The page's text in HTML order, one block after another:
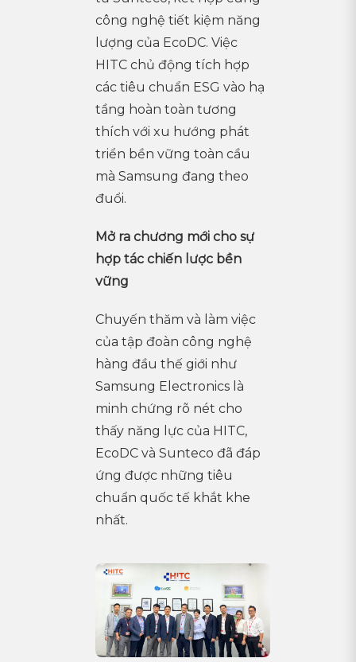
công nghệ tiết kiệm năng
lượng của EcoDC. Việc
HITC chủ động tích hợp
các tiêu chuẩn ESG vào hạ
tầng hoàn toàn tương
thích với xu hướng phát
triển bền vững toàn cầu
mà Samsung đang theo
đuổi.
Mở ra chương mới cho sự
hợp tác chiến lược bền
vững
Chuyến thăm và làm việc
của tập đoàn công nghệ
hàng đầu thế giới như
Samsung Electronics là
minh chứng rõ nét cho
thấy năng lực của HITC,
EcoDC và Sunteco đã đáp
ứng được những tiêu
chuẩn quốc tế khắt khe
nhất.